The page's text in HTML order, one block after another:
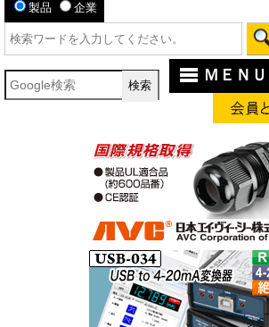
製品 企業
ＭＥＮＵ